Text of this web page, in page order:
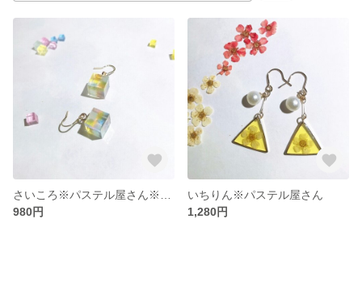
980円
いちりん※パステル屋さん
1,280円